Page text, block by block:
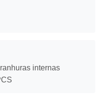
internas